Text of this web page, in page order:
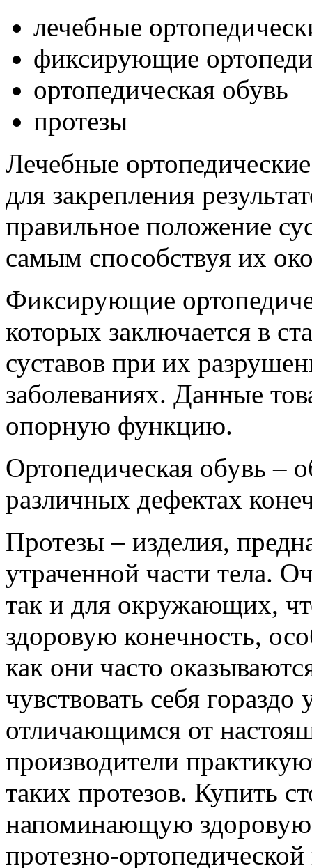
лечебные
фиксирующие
ортопедическая обувь
протезы
Лечебные
для закрепления
правильное положение
самым способствуя их
Фиксирующие
которых заключается в
суставов при их
заболеваниях. Данные
опорную функцию.
Ортопедическая обувь –
различных дефектах
Протезы – изделия,
утраченной части тела.
так и для окружающих,
здоровую конечность,
как они часто
чувствовать себя
отличающимся от
производители
таких протезов. Купить
напоминающую
протезно-